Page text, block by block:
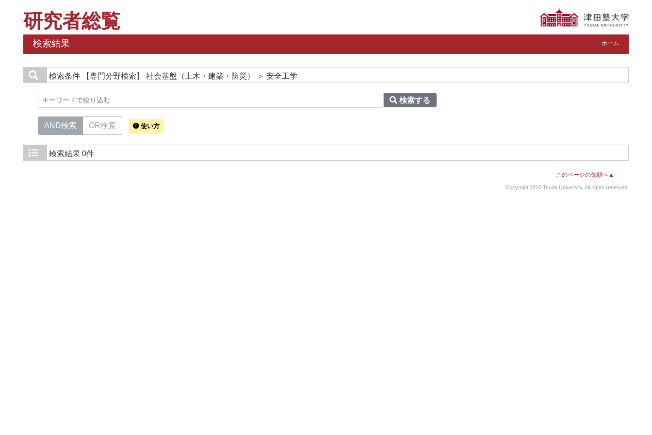
研究者総覧
検索結果 ホーム
検索条件 【専門分野検索】 社会基盤（土木・建築・防災） ＞ 安全工学
検索する
AND検索 OR検索 使い方
検索結果 0件
このページの先頭へ▲
Copyright 2020 Tsuda University. All rights reserved.